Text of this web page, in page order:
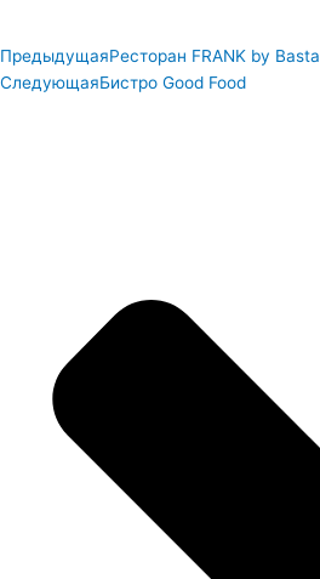
ПредыдущаяРесторан FRANK by Basta
СледующаяБистро Good Food